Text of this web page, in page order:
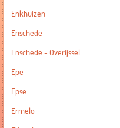
Enkhuizen
Enschede
Enschede - Overijssel
Epe
Epse
Ermelo